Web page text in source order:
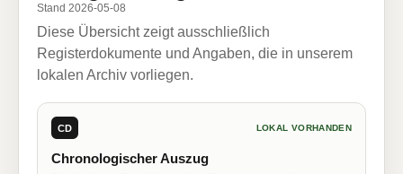
Stand 2026-05-08
Diese Übersicht zeigt ausschließlich
Registerdokumente und Angaben, die in unserem
lokalen Archiv vorliegen.
CD LOKAL VORHANDEN
Chronologischer Auszug